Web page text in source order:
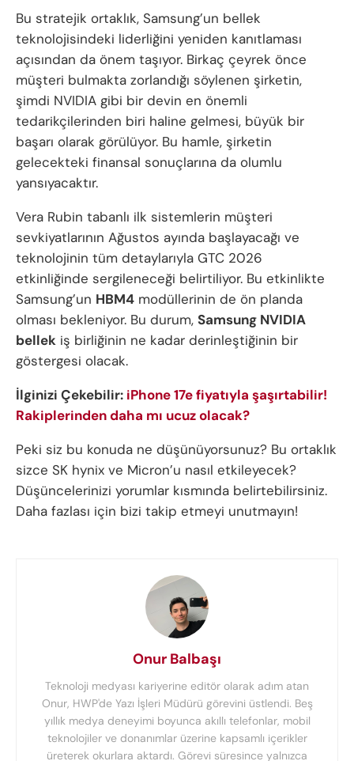
Bu stratejik ortaklık, Samsung’un bellek
teknolojisindeki liderliğini yeniden kanıtlaması
açısından da önem taşıyor. Birkaç çeyrek önce
müşteri bulmakta zorlandığı söylenen şirketin,
şimdi NVIDIA gibi bir devin en önemli
tedarikçilerinden biri haline gelmesi, büyük bir
başarı olarak görülüyor. Bu hamle, şirketin
gelecekteki finansal sonuçlarına da olumlu
yansıyacaktır.
Vera Rubin tabanlı ilk sistemlerin müşteri
sevkiyatlarının Ağustos ayında başlayacağı ve
teknolojinin tüm detaylarıyla GTC 2026
etkinliğinde sergileneceği belirtiliyor. Bu etkinlikte
Samsung’un HBM4 modüllerinin de ön planda
olması bekleniyor. Bu durum, Samsung NVIDIA
bellek iş birliğinin ne kadar derinleştiğinin bir
göstergesi olacak.
İlginizi Çekebilir: iPhone 17e fiyatıyla şaşırtabilir!
Rakiplerinden daha mı ucuz olacak?
Peki siz bu konuda ne düşünüyorsunuz? Bu ortaklık
sizce SK hynix ve Micron’u nasıl etkileyecek?
Düşüncelerinizi yorumlar kısmında belirtebilirsiniz.
Daha fazlası için bizi takip etmeyi unutmayın!
Onur Balbaşı
Teknoloji medyası kariyerine editör olarak adım atan
Onur, HWP'de Yazı İşleri Müdürü görevini üstlendi. Beş
yıllık medya deneyimi boyunca akıllı telefonlar, mobil
teknolojiler ve donanımlar üzerine kapsamlı içerikler
üreterek okurlara aktardı. Görevi süresince yalnızca